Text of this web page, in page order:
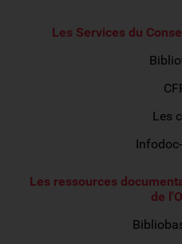
Les Services du
Les
Les ressources
de